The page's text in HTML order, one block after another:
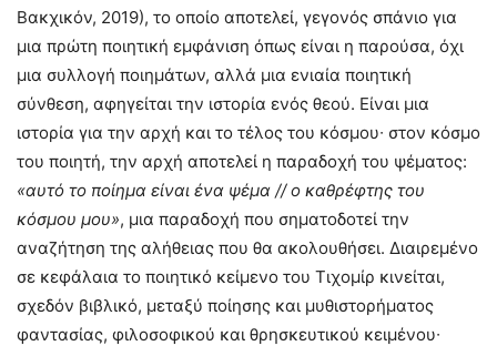
Βακχικόν, 2019), το οποίο αποτελεί, γεγονός σπάνιο για
μια πρώτη ποιητική εμφάνιση όπως είναι η παρούσα, όχι
μια συλλογή ποιημάτων, αλλά μια ενιαία ποιητική
σύνθεση, αφηγείται την ιστορία ενός θεού. Είναι μια
ιστορία για την αρχή και το τέλος του κόσμου∙ στον κόσμο
του ποιητή, την αρχή αποτελεί η παραδοχή του ψέματος:
«αυτό το ποίημα είναι ένα ψέμα // ο καθρέφτης του
κόσμου μου», μια παραδοχή που σηματοδοτεί την
αναζήτηση της αλήθειας που θα ακολουθήσει. Διαιρεμένο
σε κεφάλαια το ποιητικό κείμενο του Τιχομίρ κινείται,
σχεδόν βιβλικό, μεταξύ ποίησης και μυθιστορήματος
φαντασίας, φιλοσοφικού και θρησκευτικού κειμένου∙